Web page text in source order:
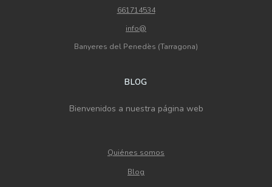
661714534
info@
Banyeres del Penedès (Tarragona)
BLOG
Bienvenidos a nuestra página web
Quiénes somos
Blog